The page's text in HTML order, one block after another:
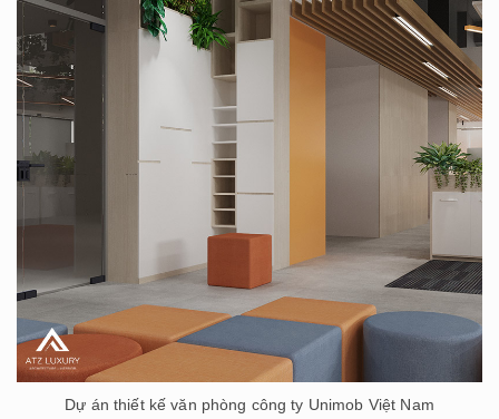
Dự án thiết kế văn phòng công ty Unimob Việt Nam